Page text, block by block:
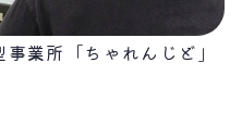
業所「ちゃれんじど」